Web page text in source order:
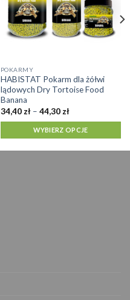
POKARMY
HABISTAT Pokarm dla żółwi
lądowych Dry Tortoise Food
Banana
34,40 zł – 44,30 złZakres
od
34,40 zł
do
44,30 zł
WYBIERZ OPCJE
Ten
produkt
ma
wiele
wariantów.